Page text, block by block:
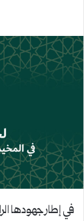
في إطار جهودها